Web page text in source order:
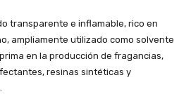
transparente e inflamable, rico en
ampliamente utilizado como solvente
en la producción de fragancias,
resinas sintéticas y